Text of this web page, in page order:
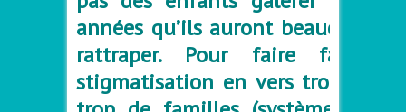
années qu’ils auront beaucoup
rattraper. Pour faire face à
stigmatisation en vers trop